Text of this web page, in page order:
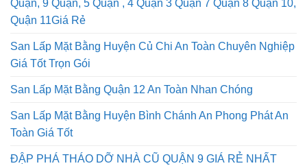
Quận 11Giá Rẻ
San Lấp Mặt Bằng Huyện Củ Chi An Toàn Chuyên Nghiệp
Giá Tốt Trọn Gói
San Lấp Mặt Bằng Quận 12 An Toàn Nhan Chóng
San Lấp Mặt Bằng Huyện Bình Chánh An Phong Phát An
Toàn Giá Tốt
SÀI GÒN AN PHONG PHÁT